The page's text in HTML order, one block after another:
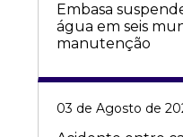
Embasa
água em seis
manutenção
03 de Agosto de